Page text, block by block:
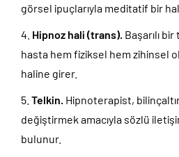
görsel ipuçlarıyla meditatif bir
Hipnoz hali (trans). Başarılı
hasta hem fiziksel hem zihinsel
haline girer.
Telkin. Hipnoterapist,
değiştirmek amacıyla sözlü
bulunur.